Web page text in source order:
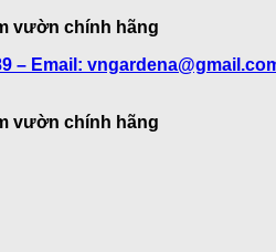
vườn chính hãng
– Email:
vườn chính hãng